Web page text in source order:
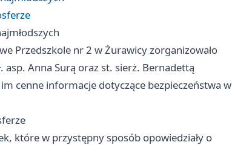
Przedszkole nr 2 w Żurawicy zorganizowało
Anna Surą oraz st. sierż. Bernadettą
cenne informacje dotyczące bezpieczeństwa w
które w przystępny sposób opowiedziały o